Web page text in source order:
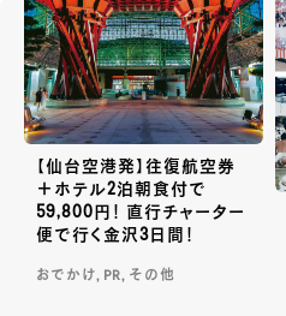
【仙台空港発】往復航空券
＋ホテル2泊朝食付で
59,800円！ 直行チャーター
便で行く金沢3日間！
おでかけ, PR, その他